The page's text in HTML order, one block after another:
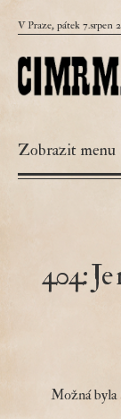
V Praze, pátek 7.srpen
Zobrazit menu
404: Je
Možná byla